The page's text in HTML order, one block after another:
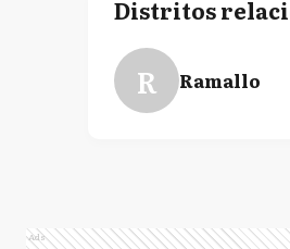
Distritos
R Ramallo
Ads